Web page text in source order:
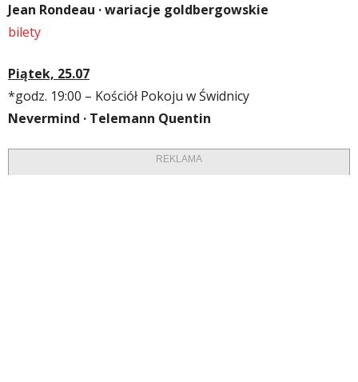
Jean Rondeau · wariacje goldbergowskie
bilety
Piątek, 25.07
*godz. 19:00 – Kościół Pokoju w Świdnicy
Nevermind · Telemann Quentin
REKLAMA